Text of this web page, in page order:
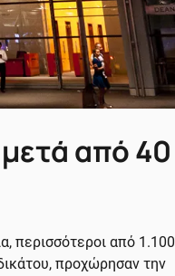
από 40
περισσότεροι από 1.100
προχώρησαν την